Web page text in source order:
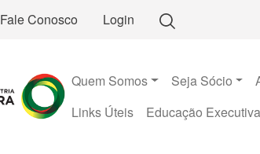
Fale Conosco Login
Quem Somos Seja Sócio
Links Úteis
Educação Executiva